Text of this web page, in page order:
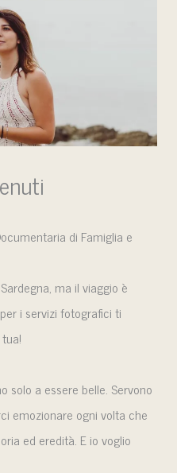
di Famiglia e
ma il viaggio è
i servizi fotografici ti
solo a essere belle. Servono
emozionare ogni volta che
ed eredità. E io voglio